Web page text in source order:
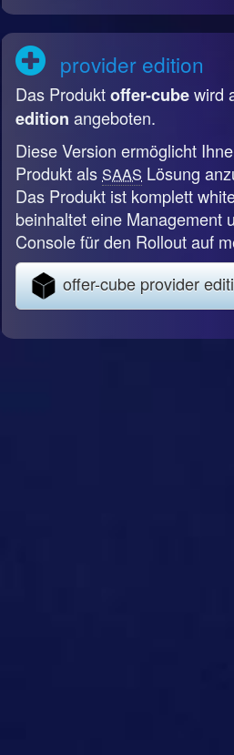
provider edition
Das Produktoffer-cubewird
edition angeboten.
Diese Version ermöglicht
Produkt als SAAS Lösung
Das Produkt ist komplett
beinhaltet eine Management
Console für den Rollout auf
offer-cube provider